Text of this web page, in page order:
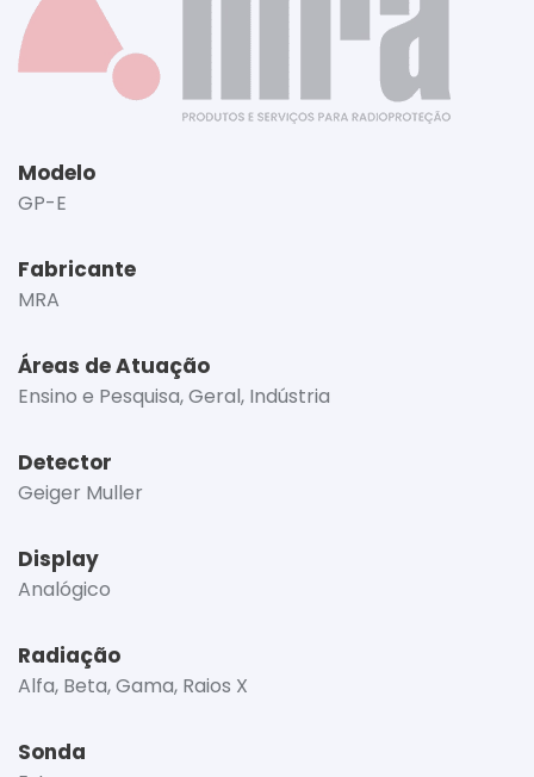
Modelo
GP-E
Fabricante
MRA
Áreas de Atuação
Ensino e Pesquisa, Geral, Indústria
Detector
Geiger Muller
Display
Analógico
Radiação
Alfa, Beta, Gama, Raios X
Sonda